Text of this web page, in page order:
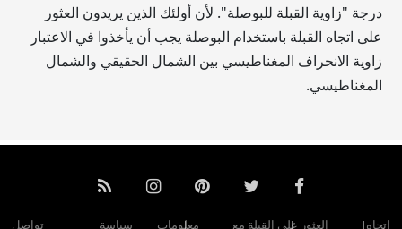
درجة "زاوية القبلة للبوصلة". لأن أولئك الذين يريدون العثور
على اتجاه القبلة باستخدام البوصلة يجب أن يأخذوا في الاعتبار
زاوية الانحراف المغناطيسي بين الشمال الحقيقي والشمال
المغناطيسي.
اتجاه العثور على القبلة مع معلومات سياسة تواصل